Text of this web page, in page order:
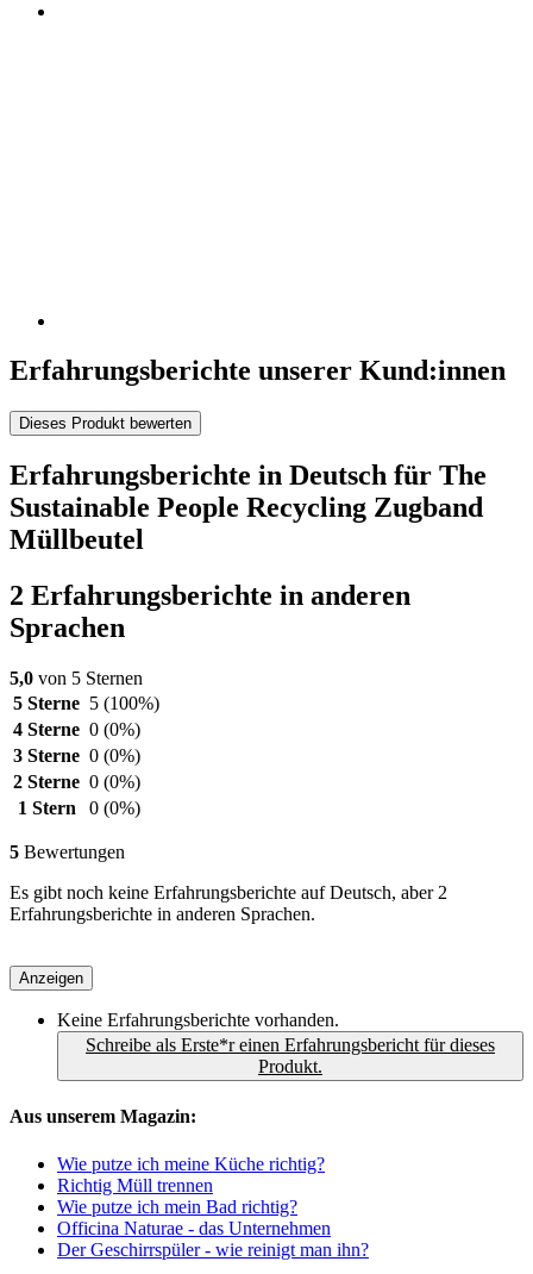
Erfahrungsberichte unserer Kund:innen
Dieses Produkt bewerten
Erfahrungsberichte in Deutsch für The
Sustainable People Recycling Zugband
Müllbeutel
2 Erfahrungsberichte in anderen
Sprachen
5,0 von 5 Sternen
5 Sterne 5 (100%)
4 Sterne 0 (0%)
3 Sterne 0 (0%)
2 Sterne 0 (0%)
1 Stern
0 (0%)
5 Bewertungen
Es gibt noch keine Erfahrungsberichte auf Deutsch, aber 2
Erfahrungsberichte in anderen Sprachen.
Anzeigen
Keine Erfahrungsberichte vorhanden.
Schreibe als Erste*r einen Erfahrungsbericht für dieses
Produkt.
Aus unserem Magazin:
Wie putze ich meine Küche richtig?
Richtig Müll trennen
Wie putze ich mein Bad richtig?
Officina Naturae - das Unternehmen
Der Geschirrspüler - wie reinigt man ihn?